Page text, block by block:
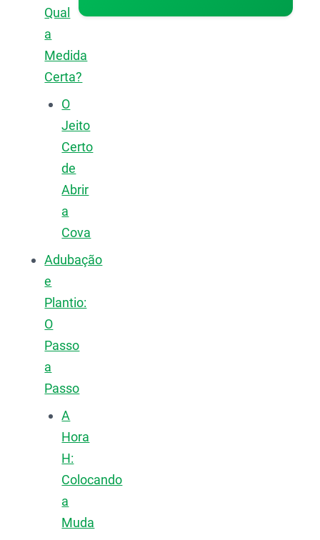
Qual
a
Medida
Certa?
O
Jeito
Certo
de
Abrir
a
Cova
Adubação
e
Plantio:
O
Passo
a
Passo
A
Hora
H:
Colocando
a
Muda